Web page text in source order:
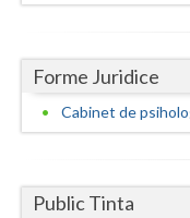
Iasi
Ilfov
Mehedinti
Forme Juridice
Cabinet de
Public Tinta